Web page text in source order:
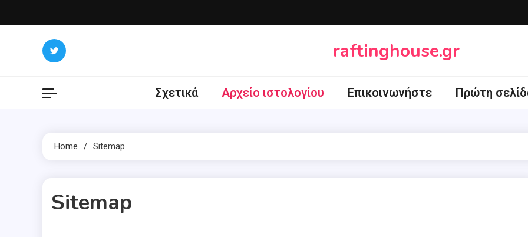
to
raftinghouse.gr
Σχετικά Αρχείο ιστολογίου Επικοινωνήστε Πρώτη
Home Sitemap
Sitemap